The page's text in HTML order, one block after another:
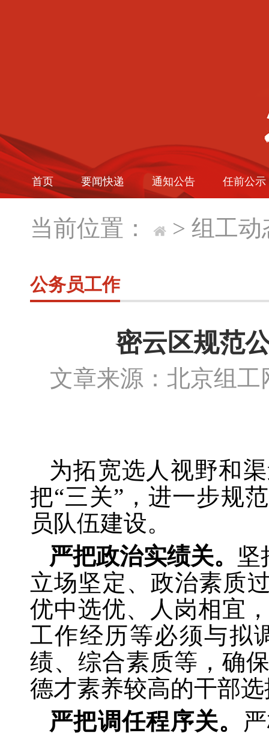
首页 要闻快递 通知公告 任前公示
当前位置： > 组工动
公务员工作
密云区规范
文章来源：北京
为拓宽选人视野和
把“三关”，进一步规
员队伍建设。
严把政治实绩关。 坚
立场坚定、政治素质
优中选优、人岗相宜
工作经历等必须与拟
绩、综合素质等，确
德才素养较高的干部
严把调任程序关。